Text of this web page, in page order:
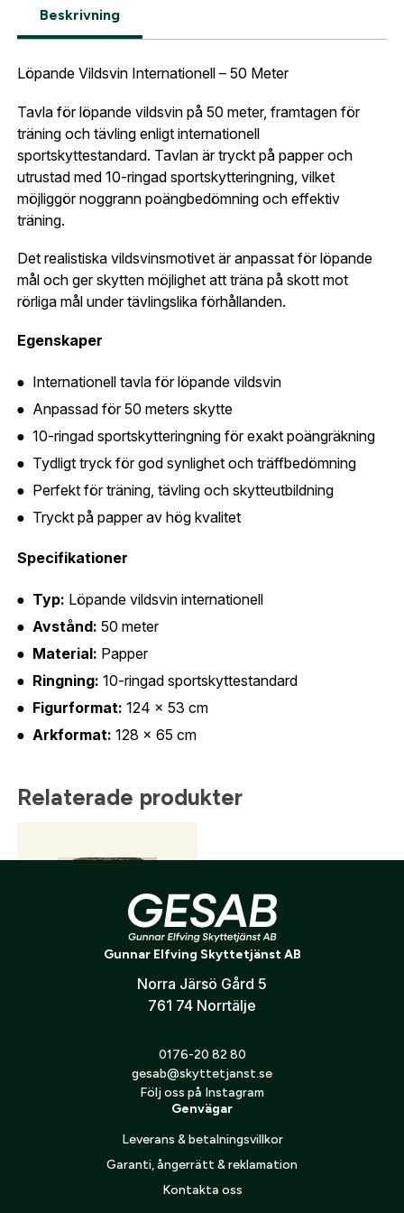
Beskrivning
Löpande Vildsvin Internationell – 50 Meter
Tavla för löpande vildsvin på 50 meter, framtagen för
träning och tävling enligt internationell
sportskyttestandard. Tavlan är tryckt på papper och
utrustad med 10-ringad sportskytteringning, vilket
möjliggör noggrann poängbedömning och effektiv
träning.
Det realistiska vildsvinsmotivet är anpassat för löpande
mål och ger skytten möjlighet att träna på skott mot
rörliga mål under tävlingslika förhållanden.
Egenskaper
Internationell tavla för löpande vildsvin
Anpassad för 50 meters skytte
10-ringad sportskytteringning för exakt poängräkning
Tydligt tryck för god synlighet och träffbedömning
Perfekt för träning, tävling och skytteutbildning
Tryckt på papper av hög kvalitet
Specifikationer
Typ: Löpande vildsvin internationell
Avstånd: 50 meter
Material: Papper
Ringning: 10-ringad sportskyttestandard
Figurformat: 124 × 53 cm
Arkformat: 128 × 65 cm
Relaterade produkter
Träffområde Vildsvin 50 m
Logga in
Logga in för att handla med dina avtalspriser, smidig
När du är inloggad hanteras beställningen
automatiskt enligt dina inställningar.
E-postadress:*
Lösenord:*
Skapa konto och handla enklare
Är du företag eller förening?Med ett eget
konto hos oss får du snabbare utcheckning,
översikt över dina beställningar och sparade
uppgifter.
Är du en förening eller ett företag? Kontakta
oss så hjälper vi dig att skapa ett konto.
Företag- eller Föreningsnamn:
Leverans & fakturaadress
Gatuadress:*
Ort:*
Telefon:*
E-post:* (kommer bli ditt användarnamn)
Verifiera e-post:*
GESABspersonuppgiftspolicy.
Fyll i din e-post adress nedan så kontaktar vi dig
sortiment.
Vildsvin löpande vänster papper
E-post adress
integritetspolicyn.
Bevaka
Gunnar Elfving Skyttetjänst AB
Norra Järsö Gård 5
761 74 Norrtälje
0176-20 82 80
gesab@skyttetjanst.se
Följ oss på Instagram
Genvägar
Leverans & betalningsvillkor
Garanti, ångerrätt & reklamation
Kontakta oss